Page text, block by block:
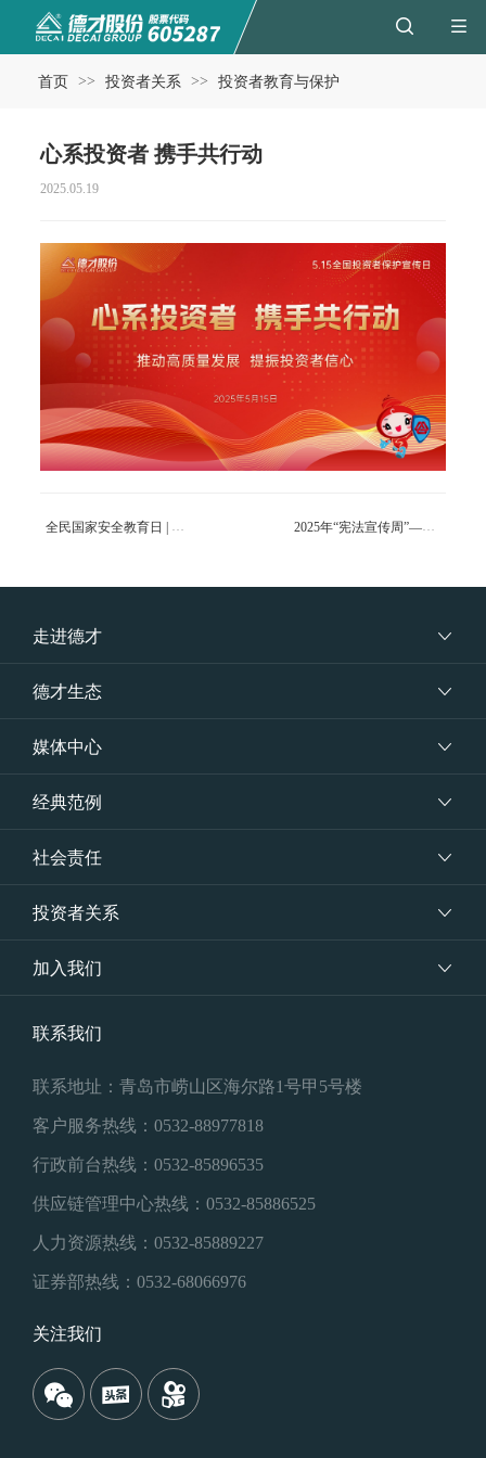
首页 >> 投资者关系 >> 投资者教育与保护
心系投资者 携手共行动
2025.05.19
全民国家安全教育日 | 贯彻实施密码法，走深走实五周年 2025年“宪法宣传周”——学习宣传贯彻习近平法治思想，推动宪法深入人心
走进德才
德才生态
媒体中心
经典范例
社会责任
投资者关系
加入我们
联系我们
联系地址：青岛市崂山区海尔路1号甲5号楼
客户服务热线：0532-88977818
行政前台热线：0532-85896535
供应链管理中心热线：0532-85886525
人力资源热线：0532-85889227
证券部热线：0532-68066976
关注我们